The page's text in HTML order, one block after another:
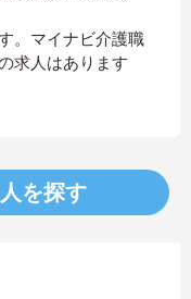
。マイナビ介護職
求人はあります
を探す